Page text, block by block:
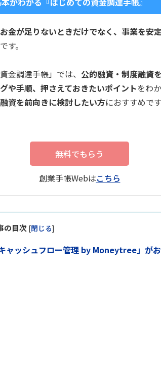
お金が足りないときだけでなく、事業を安
です。
金調達手帳」では、 公的融資・制度融資
や手順、押さえておきたいポイントをわ
資を前向きに検討したい方におすすめです
無料でもらう
創業手帳Webはこちら
の目次 [閉じる]
ャッシュフロー管理 by Moneytree」が